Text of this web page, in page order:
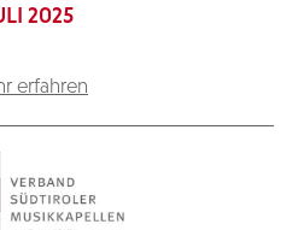
2025
erfahren